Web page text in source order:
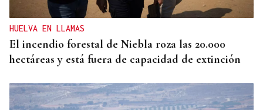
HUELVA EN LLAMAS
El incendio forestal de Niebla roza las 20.000
hectáreas y está fuera de capacidad de extinción